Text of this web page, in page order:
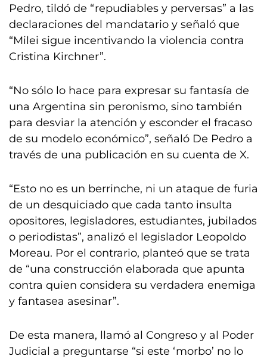
Pedro, tildó de “repudiables y perversas” a las
declaraciones del mandatario y señaló que
“Milei sigue incentivando la violencia contra
Cristina Kirchner”.
“No sólo lo hace para expresar su fantasía de
una Argentina sin peronismo, sino también
para desviar la atención y esconder el fracaso
de su modelo económico”, señaló De Pedro a
través de una publicación en su cuenta de X.
“Esto no es un berrinche, ni un ataque de furia
de un desquiciado que cada tanto insulta
opositores, legisladores, estudiantes, jubilados
o periodistas”, analizó el legislador Leopoldo
Moreau. Por el contrario, planteó que se trata
de “una construcción elaborada que apunta
contra quien considera su verdadera enemiga
y fantasea asesinar”.
De esta manera, llamó al Congreso y al Poder
Judicial a preguntarse “si este ‘morbo’ no lo